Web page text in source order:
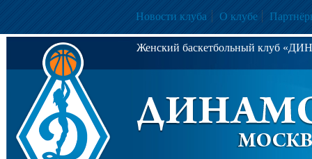
Новости клуба О клубе
Женский баскетбольный клуб